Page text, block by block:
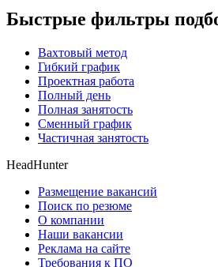
Быстрые фильтры
Вахтовый метод
Гибкий график
Проектная работа
Полный день
Полная занятость
Сменный график
Частичная занятость
HeadHunter
Размещение вакансий
Поиск по резюме
О компании
Наши вакансии
Реклама на сайте
Требования к ПО